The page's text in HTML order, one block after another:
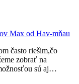
Max od Hav-mňau
často riešim,čo
zobrať na
sú aj…